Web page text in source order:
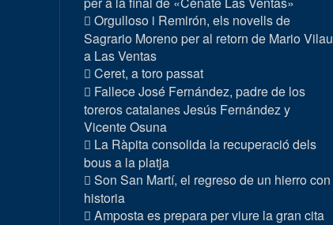
Orgulloso i Remirón, els novells de
Sagrario Moreno per al retorn de Mario Vilau
a Las Ventas
Ceret, a toro passat
Fallece José Fernández, padre de los
toreros catalanes Jesús Fernández y
Vicente Osuna
La Ràpita consolida la recuperació dels
bous a la platja
Son San Martí, el regreso de un hierro con
historia
Amposta es prepara per viure la gran cita